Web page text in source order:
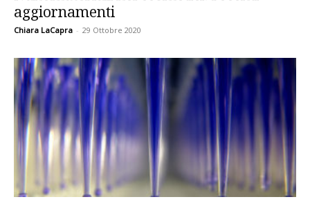
aggiornamenti
Chiara LaCapra - 29 Ottobre 2020